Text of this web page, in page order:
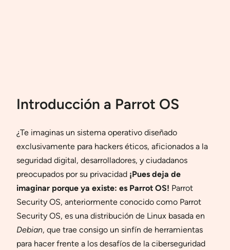
Introducción a Parrot OS
¿Te imaginas un sistema operativo diseñado
exclusivamente para hackers éticos, aficionados a la
seguridad digital, desarrolladores, y ciudadanos
preocupados por su privacidad ¡Pues deja de
imaginar porque ya existe: es Parrot OS! Parrot
Security OS, anteriormente conocido como Parrot
Security OS, es una distribución de Linux basada en
Debian, que trae consigo un sinfín de herramientas
para hacer frente a los desafíos de la ciberseguridad